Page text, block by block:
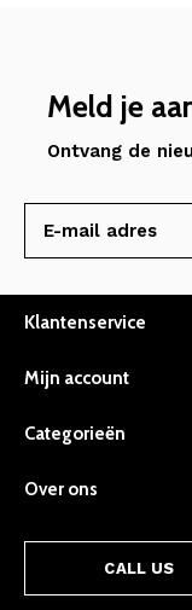
Meld je
Ontvang de
Klantenservice
Mijn account
Categorieën
Over ons
CALL US